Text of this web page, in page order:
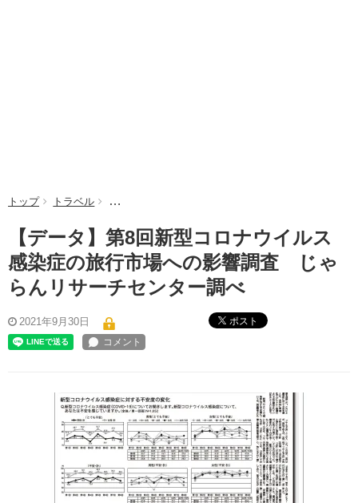
トップ トラベル 【データ】第8回新型コロナウイルス感染症の旅行
【データ】第8回新型コロナウイルス
感染症の旅行市場への影響調査 じゃ
らんリサーチセンター調べ
2021年9月30日 ポスト